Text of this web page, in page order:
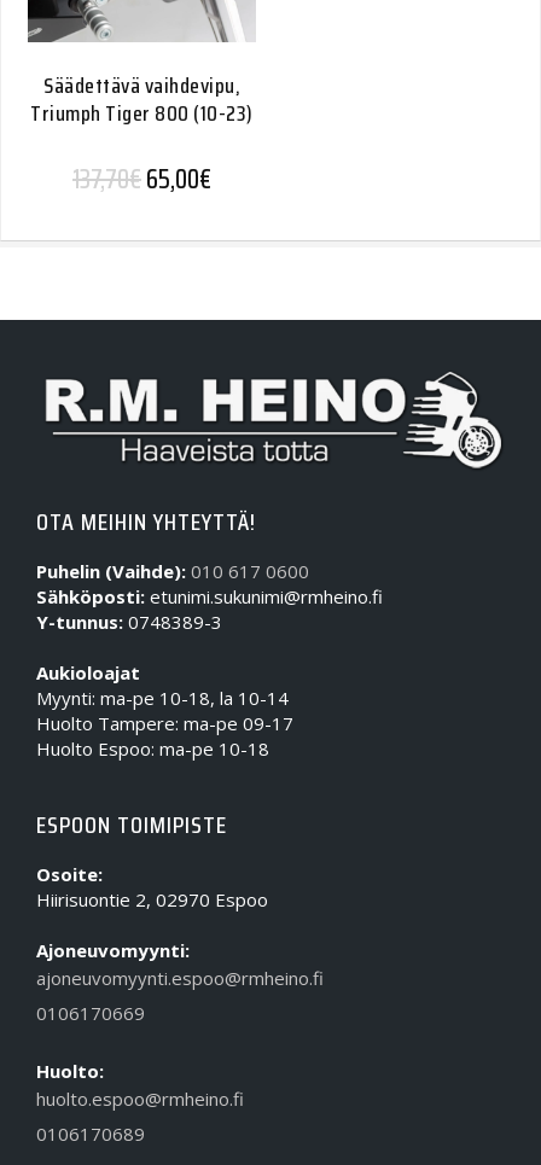
Säädettävä vaihdevipu,
Triumph Tiger 800 (10-23)
137,70€Alkuperäinen hinta oli: 137,70€.
65,00€
OTA MEIHIN YHTEYTTÄ!
Puhelin (Vaihde): 010 617 0600
Sähköposti: etunimi.sukunimi@rmheino.fi
Y-tunnus: 0748389-3
Aukioloajat
Myynti: ma-pe 10-18, la 10-14
Huolto Tampere: ma-pe 09-17
Huolto Espoo: ma-pe 10-18
ESPOON TOIMIPISTE
Osoite:
Hiirisuontie 2, 02970 Espoo
Ajoneuvomyynti:
ajoneuvomyynti.espoo@rmheino.fi
0106170669
Huolto:
huolto.espoo@rmheino.fi
0106170689